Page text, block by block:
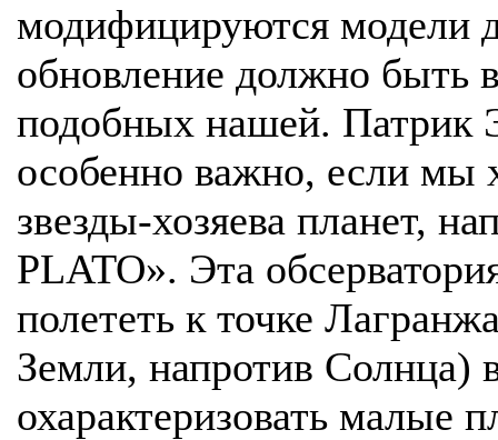
модифицируются модели
обновление должно быть
подобных нашей. Патрик
особенно важно, если мы
звезды-хозяева планет,
PLATO». Эта
полететь к точке
Земли, напротив Солнца)
охарактеризовать малые